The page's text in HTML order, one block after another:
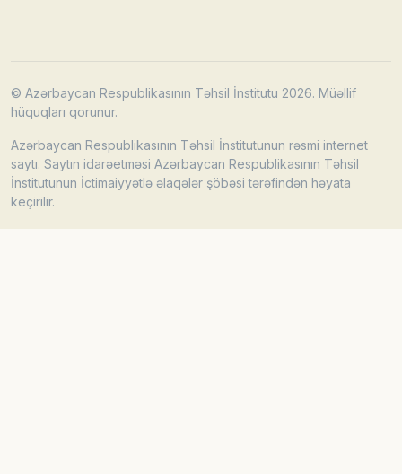
© Azərbaycan Respublikasının Təhsil İnstitutu 2026. Müəllif
hüquqları qorunur.
Azərbaycan Respublikasının Təhsil İnstitutunun rəsmi internet
saytı. Saytın idarəetməsi Azərbaycan Respublikasının Təhsil
İnstitutunun İctimaiyyətlə əlaqələr şöbəsi tərəfindən həyata
keçirilir.